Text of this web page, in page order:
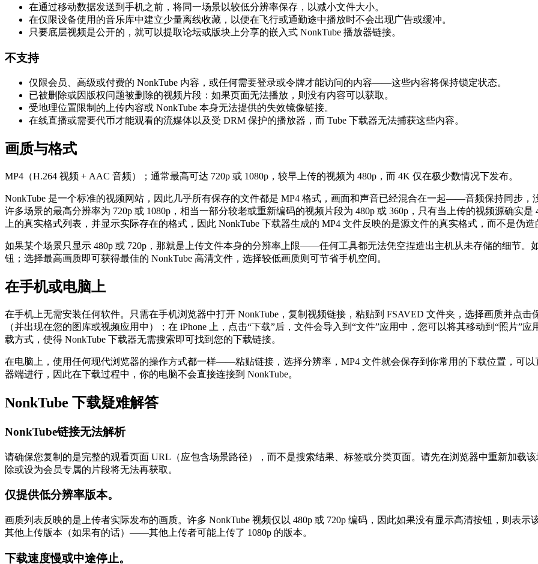
在通过移动数据发送到手机之前，将同一场景以较低分辨率保存，以减小文件大小。
在仅限设备使用的音乐库中建立少量离线收藏，以便在飞行或通勤途中播放时不会出现广告或缓冲。
只要底层视频是公开的，就可以提取论坛或版块上分享的嵌入式 NonkTube 播放器链接。
不支持
仅限会员、高级或付费的 NonkTube 内容，或任何需要登录或令牌才能访问的内容——这些内容将保持锁定状态。
已被删除或因版权问题被删除的视频片段：如果页面无法播放，则没有内容可以获取。
受地理位置限制的上传内容或 NonkTube 本身无法提供的失效镜像链接。
在线直播或需要代币才能观看的流媒体以及受 DRM 保护的播放器，而 Tube 下载器无法捕获这些内容。
画质与格式
MP4（H.264 视频 + AAC 音频）；通常最高可达 720p 或 1080p，较早上传的视频为 480p，而 4K 仅在极少数情况下发布。
NonkTube 是一个标准的视频网站，因此几乎所有保存的文件都是 MP4 格式，画面和声音已经混合在一起——音频保持同步
许多场景的最高分辨率为 720p 或 1080p，相当一部分较老或重新编码的视频片段为 480p 或 360p，只有当上传的视频源确实
上的真实格式列表，并显示实际存在的格式，因此 NonkTube 下载器生成的 MP4 文件反映的是源文件的真实格式，而不是伪
如果某个场景只显示 480p 或 720p，那就是上传文件本身的分辨率上限——任何工具都无法凭空捏造出主机从未存储的细节。
钮；选择最高画质即可获得最佳的 NonkTube 高清文件，选择较低画质则可节省手机空间。
在手机或电脑上
在手机上无需安装任何软件。只需在手机浏览器中打开 NonkTube，复制视频链接，粘贴到 FSAVED 文件夹，选择画质并点
（并出现在您的图库或视频应用中）；在 iPhone 上，点击“下载”后，文件会导入到“文件”应用中，您可以将其移动到“照片”
载方式，使得 NonkTube 下载器无需搜索即可找到您的下载链接。
在电脑上，使用任何现代浏览器的操作方式都一样——粘贴链接，选择分辨率，MP4 文件就会保存到你常用的下载位置，可
器端进行，因此在下载过程中，你的电脑不会直接连接到 NonkTube。
NonkTube 下载疑难解答
NonkTube链接无法解析
请确保您复制的是完整的观看页面 URL（应包含场景路径），而不是搜索结果、标签或分类页面。请先在浏览器中重新加
除或设为会员专属的片段将无法再获取。
仅提供低分辨率版本。
画质列表反映的是上传者实际发布的画质。许多 NonkTube 视频仅以 480p 或 720p 编码，因此如果没有显示高清按钮，则表
其他上传版本（如果有的话）——其他上传者可能上传了 1080p 的版本。
下载速度慢或中途停止。